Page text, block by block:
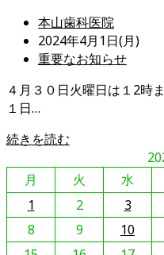
の
変
更
に
つ
投
稿
者:
本山歯科医院
投
稿
開
日:
2024年4月1日(月)
投
カ
テ
ゴ
リ
ー:
重要なお知らせ
４月３０日火曜日は１2時
１日…
続きを読む
の
休
診
日
に
月
火 水
1
2 3
8
9 10